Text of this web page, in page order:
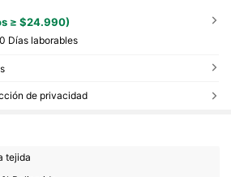
≥ $24.990)
Días laborables
de privacidad
tejida